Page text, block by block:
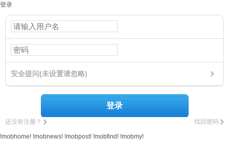
登录
安全提问(未设置请忽略)
登录
找回密码
还没有注册？
!mobhome! !mobnews! !mobpost! !mobfind! !mobmy!